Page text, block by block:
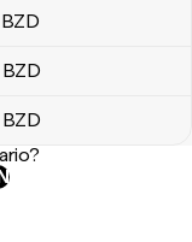
BZD
BZD
BZD